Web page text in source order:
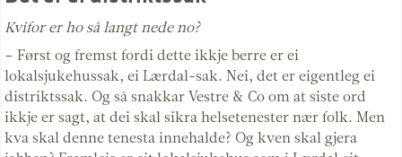
Kvifor er ho så langt nede no?
– Først og fremst fordi dette ikkje berre er ei
lokalsjukehussak, ei Lærdal-sak. Nei, det er eigentleg ei
distriktssak. Og så snakkar Vestre & Co om at siste ord
ikkje er sagt, at dei skal sikra helsetenester nær folk. Men
kva skal denne tenesta innehalde? Og kven skal gjera